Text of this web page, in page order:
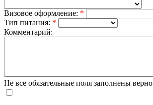
Визовое оформление: *
Тип питания: *
Комментарий:
Не все обязательные поля заполнены верно